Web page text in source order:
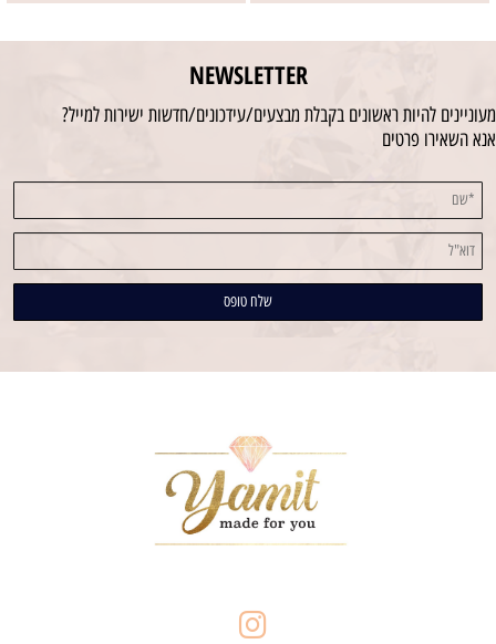
NEWSLETTER
מעוניינים להיות ראשונים בקבלת מבצעים/עידכונים/חדשות ישירות למייל?
אנא השאירו פרטים